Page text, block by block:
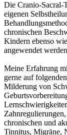
Die Cranio-Sacral-
eigenen
chronischen
Kindern ebenso
angewendet
Meine Erfahrung
gerne auf
Milderung von
chronischen und
Tinnitus, Migräne,